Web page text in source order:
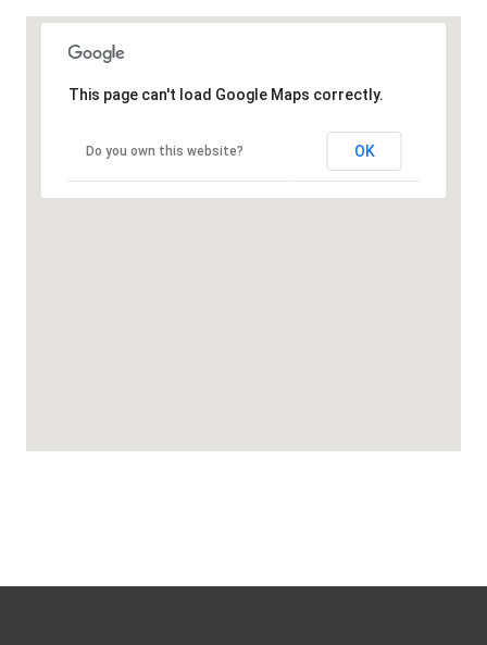
This page can't load Google Maps correctly.
Do you own this website? OK